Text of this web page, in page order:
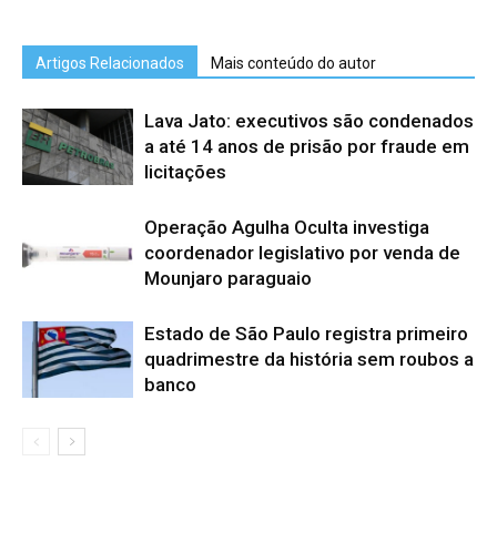
Artigos Relacionados Mais conteúdo do autor
Lava Jato: executivos são condenados
a até 14 anos de prisão por fraude em
licitações
Operação Agulha Oculta investiga
coordenador legislativo por venda de
Mounjaro paraguaio
Estado de São Paulo registra primeiro
quadrimestre da história sem roubos a
banco